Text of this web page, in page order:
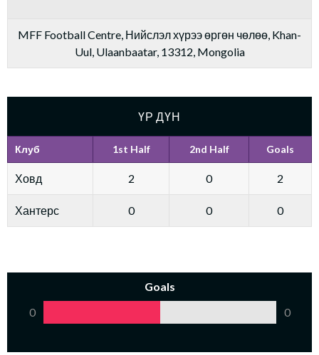
MFF Football Centre, Нийслэл хүрээ өргөн чөлөө, Khan-
Uul, Ulaanbaatar, 13312, Mongolia
ҮР ДҮН
Клуб 1st Half 2nd Half Goals
Ховд 2 0 2
Хантерс 0 0 0
Goals
0
0